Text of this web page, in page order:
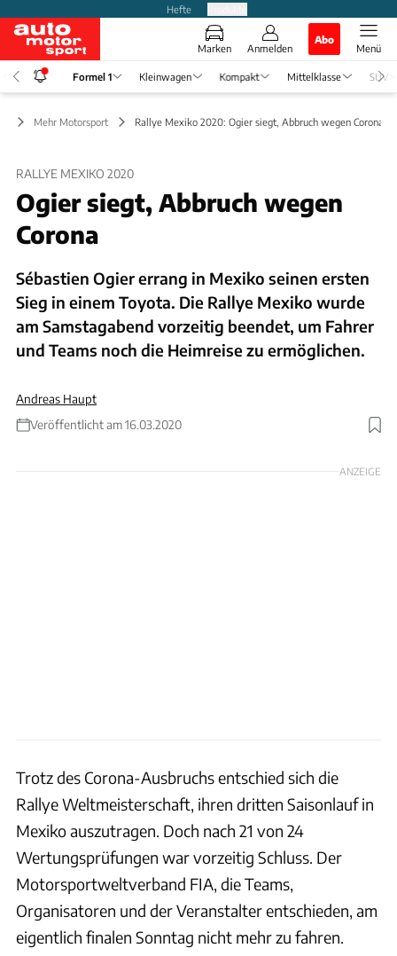
Hefte
Marken Anmelden
Abo
Menü
Formel 1 Kleinwagen Kompakt Mittelklasse SUV
Mehr Motorsport Rallye Mexiko 2020: Ogier siegt, Abbruch wegen Corona
RALLYE MEXIKO 2020
Ogier siegt, Abbruch wegen
Corona
Sébastien Ogier errang in Mexiko seinen ersten
Sieg in einem Toyota. Die Rallye Mexiko wurde
am Samstagabend vorzeitig beendet, um Fahrer
und Teams noch die Heimreise zu ermöglichen.
Andreas Haupt
Veröffentlicht am 16.03.2020
Foto: xpb
ANZEIGE
Trotz des Corona-Ausbruchs entschied sich die
Rallye Weltmeisterschaft, ihren dritten Saisonlauf in
Mexiko auszutragen. Doch nach 21 von 24
Wertungsprüfungen war vorzeitig Schluss. Der
Motorsportweltverband FIA, die Teams,
Organisatoren und der Veranstalter entschieden, am
eigentlich finalen Sonntag nicht mehr zu fahren.